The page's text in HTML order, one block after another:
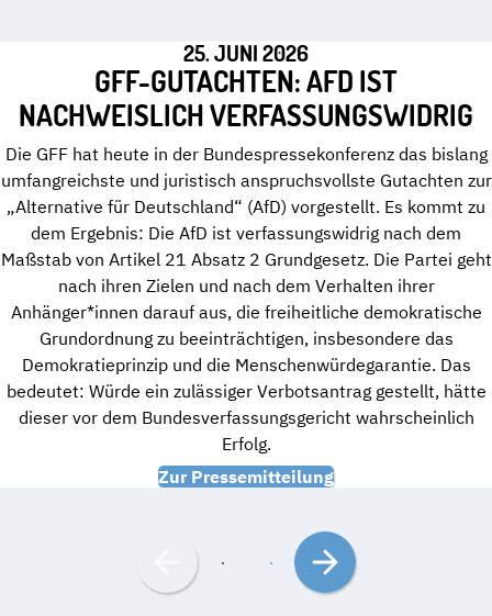
25. JUNI 2026
GFF-GUTACHTEN: AFD IST
NACHWEISLICH VERFASSUNGSWIDRIG
Die GFF hat heute in der Bundespressekonferenz das bislang
umfangreichste und juristisch anspruchsvollste Gutachten zur
„Alternative für Deutschland“ (AfD) vorgestellt. Es kommt zu
dem Ergebnis: Die AfD ist verfassungswidrig nach dem
Maßstab von Artikel 21 Absatz 2 Grundgesetz. Die Partei geht
nach ihren Zielen und nach dem Verhalten ihrer
Anhänger*innen darauf aus, die freiheitliche demokratische
Grundordnung zu beeinträchtigen, insbesondere das
Demokratieprinzip und die Menschenwürdegarantie. Das
bedeutet: Würde ein zulässiger Verbotsantrag gestellt, hätte
dieser vor dem Bundesverfassungsgericht wahrscheinlich
Erfolg.
Zur Pressemitteilung
Nach
links
Nach
rechts